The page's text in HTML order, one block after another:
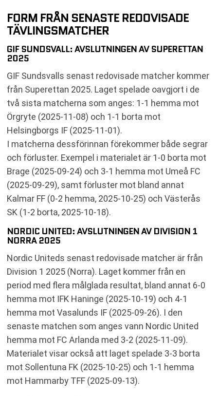
FORM FRÅN SENASTE REDOVISADE
TÄVLINGSMATCHER
GIF SUNDSVALL: AVSLUTNINGEN AV SUPERETTAN
2025
GIF Sundsvalls senast redovisade matcher kommer
från Superettan 2025. Laget spelade oavgjort i de
två sista matcherna som anges: 1-1 hemma mot
Örgryte (2025-11-08) och 1-1 borta mot
Helsingborgs IF (2025-11-01).
I matcherna dessförinnan förekommer både segrar
och förluster. Exempel i materialet är 1-0 borta mot
Brage (2025-09-24) och 3-1 hemma mot Umeå FC
(2025-09-29), samt förluster mot bland annat
Kalmar FF (0-2 hemma, 2025-10-25) och Västerås
SK (1-2 borta, 2025-10-18).
NORDIC UNITED: AVSLUTNINGEN AV DIVISION 1
NORRA 2025
Nordic Uniteds senast redovisade matcher är från
Division 1 2025 (Norra). Laget kommer från en
period med flera målglada resultat, bland annat 6-0
hemma mot IFK Haninge (2025-10-19) och 4-1
hemma mot Vasalunds IF (2025-09-26). I den
senaste matchen som anges vann Nordic United
hemma mot FC Arlanda med 3-2 (2025-11-09).
Materialet visar också att laget spelade 3-3 borta
mot Sollentuna FK (2025-10-25) och 1-1 hemma
mot Hammarby TFF (2025-09-13).